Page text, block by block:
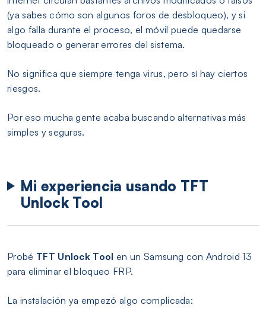
(ya sabes cómo son algunos foros de desbloqueo), y si
algo falla durante el proceso, el móvil puede quedarse
bloqueado o generar errores del sistema.
No significa que siempre tenga virus, pero sí hay ciertos
riesgos.
Por eso mucha gente acaba buscando alternativas más
simples y seguras.
Mi experiencia usando TFT
Unlock Tool
Probé TFT Unlock Tool en un Samsung con Android 13
para eliminar el bloqueo FRP.
La instalación ya empezó algo complicada: